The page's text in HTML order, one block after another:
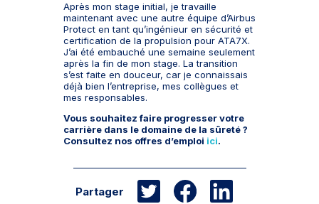
Après mon stage initial, je travaille
maintenant avec une autre équipe d’Airbus
Protect en tant qu’ingénieur en sécurité et
certification de la propulsion pour ATA7X.
J’ai été embauché une semaine seulement
après la fin de mon stage. La transition
s’est faite en douceur, car je connaissais
déjà bien l’entreprise, mes collègues et
mes responsables.
Vous souhaitez faire progresser votre
carrière dans le domaine de la sûreté ?
Consultez nos offres d’emploi ici.
Partager